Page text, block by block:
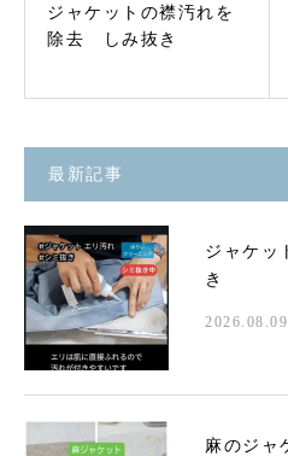
ジャケットの襟汚れを
除去 しみ抜き
最新記事
ジャケッ
き
2026.08.09
麻のジ